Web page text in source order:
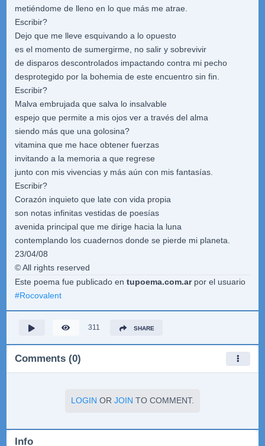
metiéndome de lleno en lo que más me atrae.
Escribir?
Dejo que me lleve esquivando a lo opuesto
es el momento de sumergirme, no salir y sobrevivir
de disparos descontrolados impactando contra mi pecho
desprotegido por la bohemia de este encuentro sin fin.
Escribir?
Malva embrujada que salva lo insalvable
espejo que permite a mis ojos ver a través del alma
siendo más que una golosina?
vitamina que me hace obtener fuerzas
invitando a la memoria a que regrese
junto con mis vivencias y más aún con mis fantasías.
Escribir?
Corazón inquieto que late con vida propia
son notas infinitas vestidas de poesías
avenida principal que me dirige hacia la luna
contemplando los cuadernos donde se pierde mi planeta.
23/04/08
© All rights reserved
Este poema fue publicado en tupoema.com.arpor el usuario
#Rocovalent
311 SHARE
Comments (0)
LOGIN OR JOIN TO COMMENT.
Info